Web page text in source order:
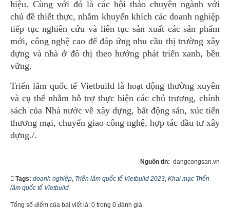
hiệu. Cùng với đó là các hội thảo chuyên ngành với
chủ đề thiết thực, nhằm khuyến khích các doanh nghiệp
tiếp tục nghiên cứu và liên tục sản xuất các sản phẩm
mới, công nghệ cao để đáp ứng nhu cầu thị trường xây
dựng và nhà ở đô thị theo hướng phát triển xanh, bền
vững.
Triển lãm quốc tế Vietbuild là hoạt động thường xuyên
và cụ thể nhằm hỗ trợ thực hiện các chủ trương, chính
sách của Nhà nước về xây dựng, bất động sản, xúc tiến
thương mại, chuyển giao công nghệ, hợp tác đầu tư xây
dựng./.
Nguồn tin: dangcongsan.vn
Tags: doanh nghiệp, Triển lãm quốc tế Vietbuild 2023, Khai mạc Triển
lãm quốc tế Vietbuild
Tổng số điểm của bài viết là: 0 trong 0 đánh giá